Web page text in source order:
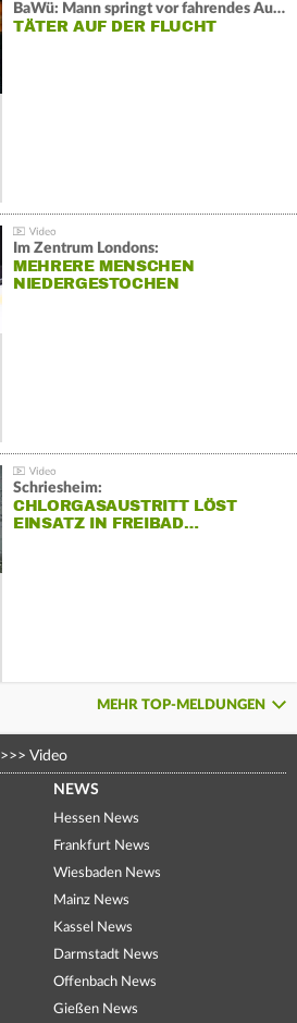
BaWü: Mann springt vor fahrendes Auto und schießt
TÄTER AUF DER FLUCHT
Im Zentrum Londons:
MEHRERE MENSCHEN
NIEDERGESTOCHEN
Schriesheim:
CHLORGASAUSTRITT LÖST
EINSATZ IN FREIBAD…
MEHR TOP-MELDUNGEN
>>> Video
NEWS
Hessen News
Frankfurt News
Wiesbaden News
Mainz News
Kassel News
Darmstadt News
Offenbach News
Gießen News